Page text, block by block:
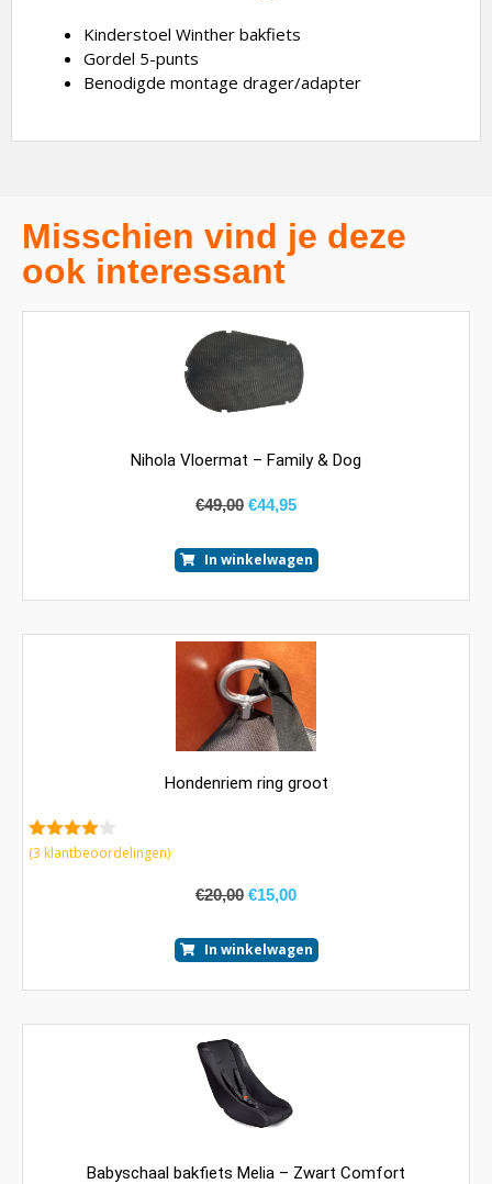
Kinderstoel Winther bakfiets
Gordel 5-punts
Benodigde montage drager/adapter
Misschien vind je deze
ook interessant
Nihola Vloermat – Family & Dog
€49,00 €44,95
In winkelwagen
Hondenriem ring groot
4.67van 5
(3 klantbeoordelingen)
€20,00 €15,00
In winkelwagen
Babyschaal bakfiets Melia – Zwart Comfort